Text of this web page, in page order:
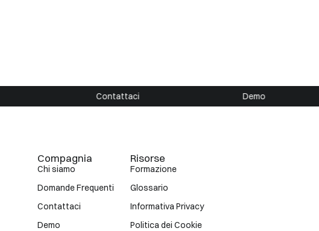
Contattaci Demo
Compagnia
Chi siamo
Domande Frequenti
Contattaci
Demo
Risorse
Formazione
Glossario
Informativa Privacy
Politica dei Cookie